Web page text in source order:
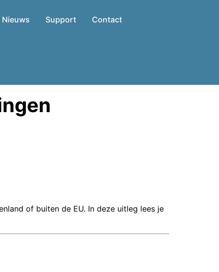
Nieuws Support Contact
of buiten de EU. In deze uitleg lees je